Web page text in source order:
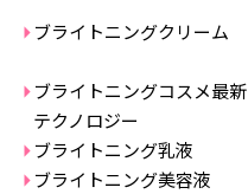
ブライトニングクリーム
ブライトニングコスメ最新
テクノロジー
ブライトニング乳液
ブライトニング美容液